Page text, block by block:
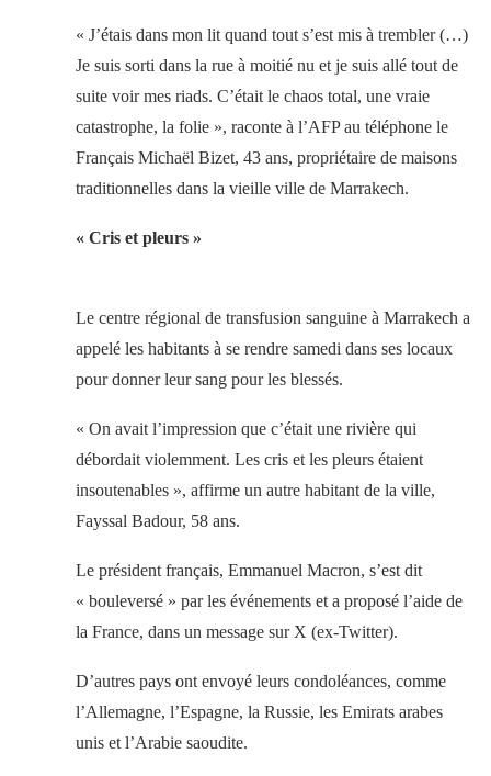
« J’étais dans mon lit quand tout s’est mis à trembler (…)
Je suis sorti dans la rue à moitié nu et je suis allé tout de
suite voir mes riads. C’était le chaos total, une vraie
catastrophe, la folie », raconte à l’AFP au téléphone le
Français Michaël Bizet, 43 ans, propriétaire de maisons
traditionnelles dans la vieille ville de Marrakech.
« Cris et pleurs »
Le centre régional de transfusion sanguine à Marrakech a
appelé les habitants à se rendre samedi dans ses locaux
pour donner leur sang pour les blessés.
« On avait l’impression que c’était une rivière qui
débordait violemment. Les cris et les pleurs étaient
insoutenables », affirme un autre habitant de la ville,
Fayssal Badour, 58 ans.
Le président français, Emmanuel Macron, s’est dit
« bouleversé » par les événements et a proposé l’aide de
la France, dans un message sur X (ex-Twitter).
D’autres pays ont envoyé leurs condoléances, comme
l’Allemagne, l’Espagne, la Russie, les Emirats arabes
unis et l’Arabie saoudite.